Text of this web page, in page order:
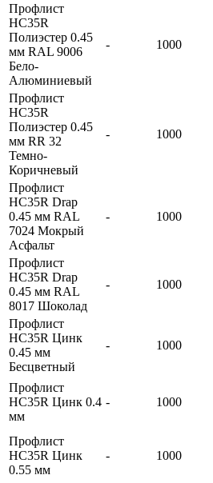
Профлист
HC35R
Полиэстер 0.45
мм RAL 9006
Бело-
Алюминиевый
- 1000
Профлист
HC35R
Полиэстер 0.45
мм RR 32
Темно-
Коричневый
- 1000
Профлист
HC35R Drap
0.45 мм RAL
7024 Мокрый
Асфальт
- 1000
Профлист
HC35R Drap
0.45 мм RAL
8017 Шоколад
- 1000
Профлист
HC35R Цинк
0.45 мм
Бесцветный
- 1000
Профлист
HC35R Цинк 0.4
мм
- 1000
Профлист
HC35R Цинк
0.55 мм
- 1000